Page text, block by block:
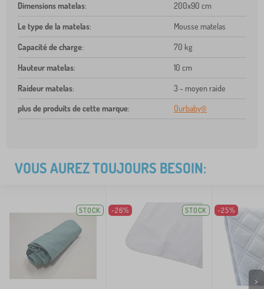
Dimensions matelas: 200x90 cm
Le type de la matelas: Mousse matelas
Capacité de charge: 70 kg
Hauteur matelas: 10 cm
Raideur matelas:
3 - moyen raide
plus de produits de cette marque: Ourbaby®
VOUS AUREZ TOUJOURS BESOIN:
STOCK -26% STOCK -25%
>